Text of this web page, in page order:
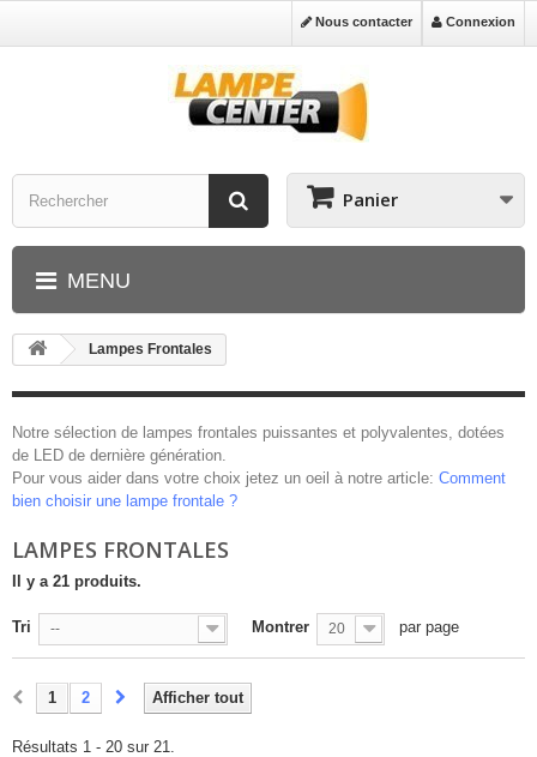
Connexion
Nous contacter
Panier
MENU
Lampes Frontales
Notre sélection de lampes frontales puissantes et polyvalentes, dotées
de LED de dernière génération.
Pour vous aider dans votre choix jetez un oeil à notre article: Comment
bien choisir une lampe frontale ?
LAMPES FRONTALES
Il y a 21 produits.
Tri -- Montrer 20 par page
Afficher tout
1 2
Résultats 1 - 20 sur 21.